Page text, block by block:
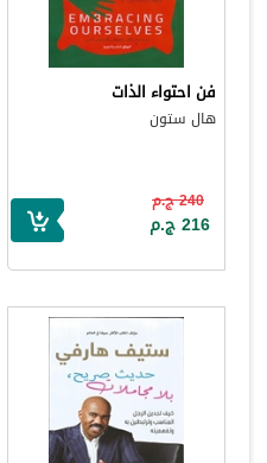
فن احتواء الذات
هال ستون
240 ج.م
216 ج.م